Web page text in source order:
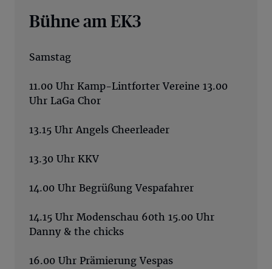
Bühne am EK3
Samstag
11.00 Uhr Kamp-Lintforter Vereine 13.00
Uhr LaGa Chor
13.15 Uhr Angels Cheerleader
13.30 Uhr KKV
14.00 Uhr Begrüßung Vespafahrer
14.15 Uhr Modenschau 60th 15.00 Uhr
Danny & the chicks
16.00 Uhr Prämierung Vespas